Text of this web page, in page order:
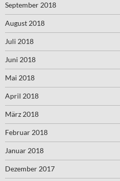
September 2018
August 2018
Juli 2018
Juni 2018
Mai 2018
April 2018
März 2018
Februar 2018
Januar 2018
Dezember 2017